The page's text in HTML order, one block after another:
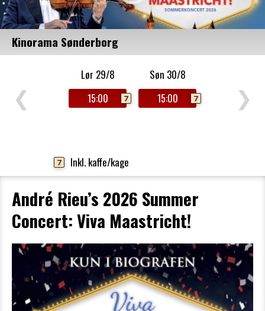
Kinorama Sønderborg
❮
Lør 29/8
15:00 7
Søn 30/8
15:00 7 ❯
7 Inkl. kaffe/kage
André Rieu’s 2026 Summer
Concert: Viva Maastricht!